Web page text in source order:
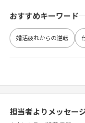
おすすめキーワード
婚活疲れからの逆転
担当者よりメッセー